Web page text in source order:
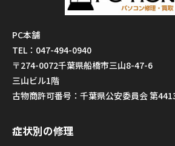
PC本舗
TEL：047-494-0940
〒274-0072千葉県船橋市三山8-47-6
三山ビル1階
古物商許可番号：千葉県公安委員会 第
症状別の修理